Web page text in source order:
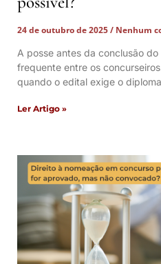
24 de outubro de 2025
Nenhum
A posse antes da conclusão
frequente entre os
quando o edital exige o
Ler Artigo »